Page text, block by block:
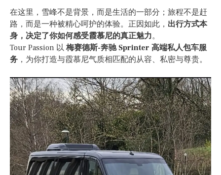
在这里，雪峰不是背景，而是生活的一部分；旅程不是赶
路，而是一种被精心呵护的体验。正因如此， 出行方式本
身，决定了你如何感受霞慕尼的真正魅力。
Tour Passion 以 梅赛德斯-奔驰 Sprinter 高端私人包车服
务 ，为你打造与霞慕尼气质相匹配的从容、私密与尊贵。